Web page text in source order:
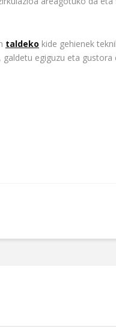
taldeko kide gehienek
egiguzu eta